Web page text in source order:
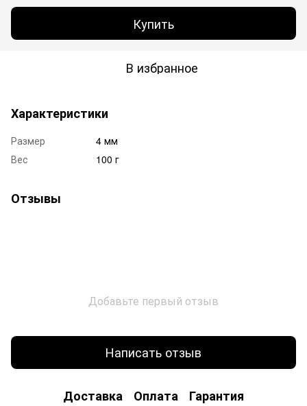
Купить
В избранное
Характеристики
Размер
4 мм
Вес
100 г
Отзывы
Добавьте первый отзыв
Написать отзыв
Доставка Оплата Гарантия